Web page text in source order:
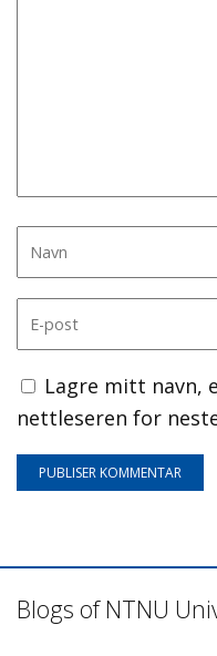
Lagre mitt navn,
nettleseren for
Blogs of NTNU